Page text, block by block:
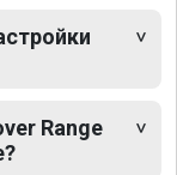
Range